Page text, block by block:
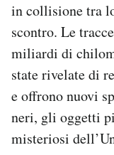
AREA
Area Personale
Newsletter
Notifiche
Regala il Post
Hai bisogno di
Esci
in collisione tra
scontro. Le
miliardi di
state rivelate di
e offrono nuovi
neri, gli oggetti
misteriosi